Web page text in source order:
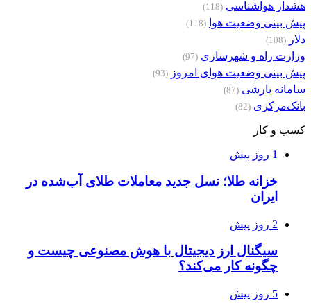
هشدار هواشناسی (118)
پیش بینی وضعیت هوا (118)
دلار (108)
وزارت راه و شهرسازی (97)
پیش بینی وضعیت هوای امروز (93)
سامانه بارشی (87)
بانک‌مرکزی (82)
کسب و کار
1 روز پیش
خزانه طلا؛ نسل جدید معاملات طلای آب‌شده در
ایران
2 روز پیش
سیگنال ارز دیجیتال با هوش مصنوعی چیست و
چگونه کار می‌کند؟
5 روز پیش